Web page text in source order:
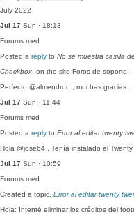
July 2022
Jul 17 Sun · 18:13
Forums med
Posted a reply to No se muestra casilla
Checkbox , on the site Foros de soporte:
Perfecto @almendron , muchas gracias...
Jul 17 Sun · 11:44
Forums med
Posted a reply to Error al editar twenty
Hola @jose64 . Tenía instalado el
Jul 17 Sun · 10:59
Forums med
Created a topic, Error al editar twenty
Hola: Intenté eliminar los créditos del